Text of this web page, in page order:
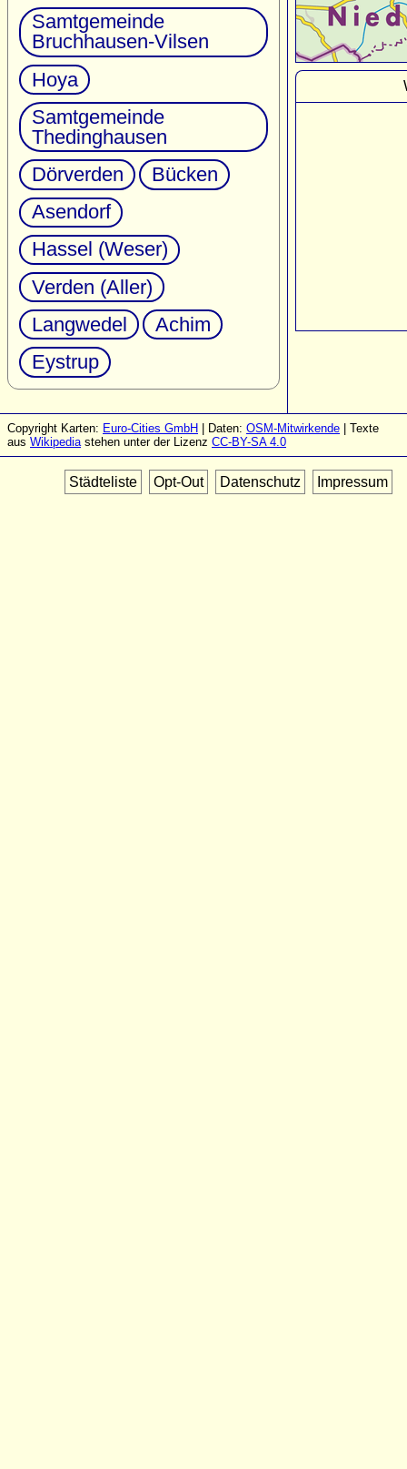
Samtgemeinde
Bruchhausen-Vilsen
Hoya
Samtgemeinde
Thedinghausen
Dörverden
Bücken
Asendorf
Hassel (Weser)
Verden (Aller)
Langwedel
Achim
Eystrup
Copyright Karten: Euro-Cities GmbH | Daten: OSM-Mitwirkende | Texte
aus Wikipediastehen unter der Lizenz CC-BY-SA 4.0
Städteliste Opt-Out Datenschutz Impressum